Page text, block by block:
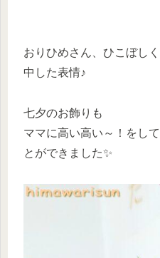
おりひめさん、ひこぼし
中した表情♪
七夕のお飾りも
ママに高い高い～！をし
とができました✨